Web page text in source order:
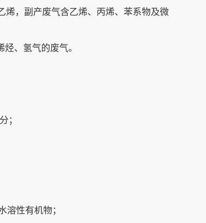
烯，副产废气含‌乙烯、丙烯、苯系物‌及微
、氢气‌的废气‌。
；
性有机物‌；